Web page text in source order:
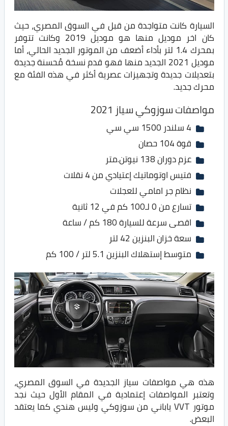
السيارة كانت متواجدة من قبل في السوق المصري، حيث
كان اخر موديل منها هو موديل 2019 وكانت تتوفر
بمحرك 1.4 لتر بأداء أضعف من الموتور الجديد الحالي، أما
موديل 2021 الجديد منها فهو قدم نسخة مُحسنة جديدة
بتعديلات جديدة وتجهيزات عصرية أكثر في هذه الفئة مع
محرك جديد.
مواصفات سوزوكي سياز 2021
4 سلندر 1500 سي سي
قوة 104 حصان
عزم دوران 138 نيوتن.متر
فتيس اوتوماتيك إعتيادي من 4 نقلات
نظام جر امامي للعجلات
تسارع من 0 لـ100 كم في 12 ثانية
اقصى سرعة للسيارة 180 كم / ساعة
سعة خزان البنزين 42 لتر
متوسط إستهلاك البنزين 5.1 لتر / 100 كم
هذه هي مواصفات سياز الجديدة في السوق المصري،
وتعتبر المواصفات إعتمادية في المقام الأول حيث نجد
موتور VVT ياباني من سوزوكي وليس هندي كما يعتقد
البعض.